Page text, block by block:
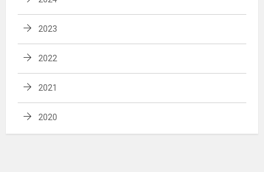
2023
2022
2021
2020